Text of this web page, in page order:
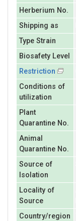
Herberium No.
Shipping as
Type Strain
Biosafety Level
Restriction
Conditions of
utilization
Plant
Quarantine No.
Animal
Quarantine No.
Source of
Isolation
Locality of
Source
Country/region